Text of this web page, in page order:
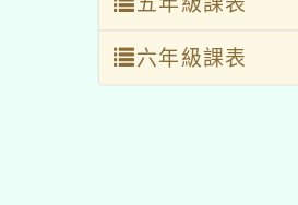
六年級課表